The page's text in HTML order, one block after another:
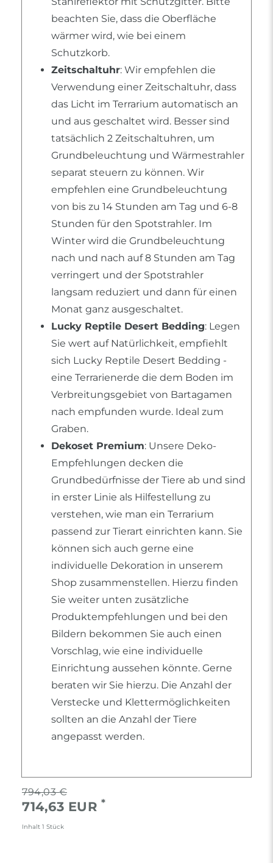
beachten Sie, dass die Oberfläche
wärmer wird, wie bei einem
Schutzkorb.
Zeitschaltuhr: Wir empfehlen die
Verwendung einer Zeitschaltuhr, dass
das Licht im Terrarium automatisch an
und aus geschaltet wird. Besser sind
tatsächlich 2 Zeitschaltuhren, um
Grundbeleuchtung und Wärmestrahler
separat steuern zu können. Wir
empfehlen eine Grundbeleuchtung
von bis zu 14 Stunden am Tag und 6-8
Stunden für den Spotstrahler. Im
Winter wird die Grundbeleuchtung
nach und nach auf 8 Stunden am Tag
verringert und der Spotstrahler
langsam reduziert und dann für einen
Monat ganz ausgeschaltet.
Lucky Reptile Desert Bedding: Legen
Sie wert auf Natürlichkeit, empfiehlt
sich Lucky Reptile Desert Bedding -
eine Terrarienerde die dem Boden im
Verbreitungsgebiet von Bartagamen
nach empfunden wurde. Ideal zum
Graben.
Dekoset Premium: Unsere Deko-
Empfehlungen decken die
Grundbedürfnisse der Tiere ab und sind
in erster Linie als Hilfestellung zu
verstehen, wie man ein Terrarium
passend zur Tierart einrichten kann. Sie
können sich auch gerne eine
individuelle Dekoration in unserem
Shop zusammenstellen. Hierzu finden
Sie weiter unten zusätzliche
Produktempfehlungen und bei den
Bildern bekommen Sie auch einen
Vorschlag, wie eine individuelle
Einrichtung aussehen könnte. Gerne
beraten wir Sie hierzu. Die Anzahl der
Verstecke und Klettermöglichkeiten
sollten an die Anzahl der Tiere
angepasst werden.
794,03 €
714,63 EUR *
Inhalt 1 Stück